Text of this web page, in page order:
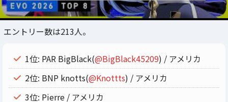
エントリー数は213人。
1位: PAR BigBlack(@BigBlack45209) / アメリカ
2位: BNP knotts(@Knottts) / アメリカ
3位: Pierre / アメリカ